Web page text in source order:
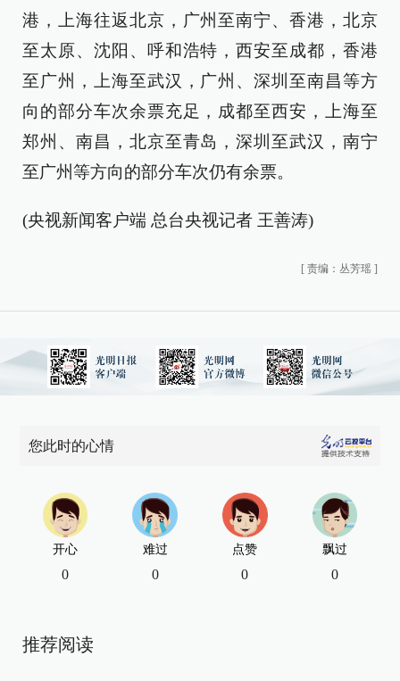
港，上海往返北京，广州至南宁、香港，北京
至太原、沈阳、呼和浩特，西安至成都，香港
至广州，上海至武汉，广州、深圳至南昌等方
向的部分车次余票充足，成都至西安，上海至
郑州、南昌，北京至青岛，深圳至武汉，南宁
至广州等方向的部分车次仍有余票。
(央视新闻客户端 总台央视记者 王善涛)
[ 责编：丛芳瑶 ]
您此时的心情
开心
0
难过
0
点赞
0
飘过
0
推荐阅读